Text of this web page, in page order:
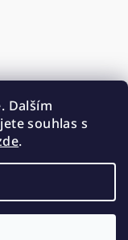
Dalším
souhlas s
.